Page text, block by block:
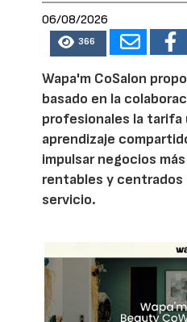
06/08/2026
366
Wapa'm CoSalon
basado en la
profesionales la tarifa
aprendizaje
impulsar negocios
rentables y centrados
servicio.